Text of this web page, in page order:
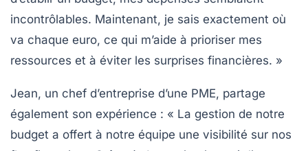
incontrôlables. Maintenant, je sais exactement où
va chaque euro, ce qui m’aide à prioriser mes
ressources et à éviter les surprises financières. »
Jean, un chef d’entreprise d’une PME, partage
également son expérience : « La gestion de notre
budget a offert à notre équipe une visibilité sur nos